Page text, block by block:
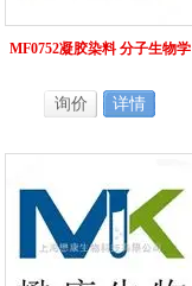
MF0752凝胶染料 分子生物学
询价 详情